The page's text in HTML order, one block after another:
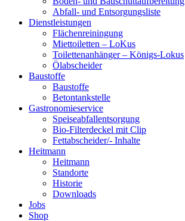
Abfall- und Entsorgungsliste
Dienstleistungen
Flächenreiningung
Miettoiletten – LoKus
Toilettenanhänger – Königs-Lokus
Ölabscheider
Baustoffe
Baustoffe
Betontankstelle
Gastronomieservice
Speiseabfallentsorgung
Bio-Filterdeckel mit Clip
Fettabscheider/‐ Inhalte
Heitmann
Heitmann
Standorte
Historie
Downloads
Jobs
Shop